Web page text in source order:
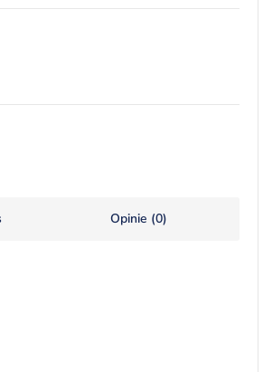
Opinie (0)